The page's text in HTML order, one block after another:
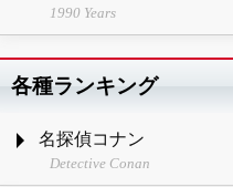
1990 Years
各種ランキング
名探偵コナン
Detective Conan